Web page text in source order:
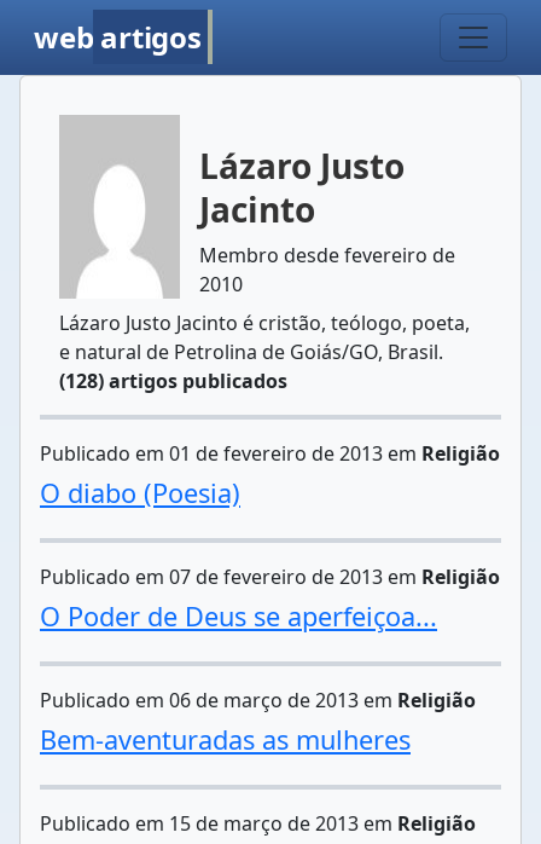
web artigos
Lázaro Justo
Jacinto
Membro desde fevereiro de
2010
Lázaro Justo Jacinto é cristão, teólogo, poeta,
e natural de Petrolina de Goiás/GO, Brasil.
(128) artigos publicados
Publicado em 01 de fevereiro de 2013 em Religião
O diabo (Poesia)
Publicado em 07 de fevereiro de 2013 em Religião
O Poder de Deus se aperfeiçoa...
Publicado em 06 de março de 2013 em Religião
Bem-aventuradas as mulheres
Publicado em 15 de março de 2013 em Religião